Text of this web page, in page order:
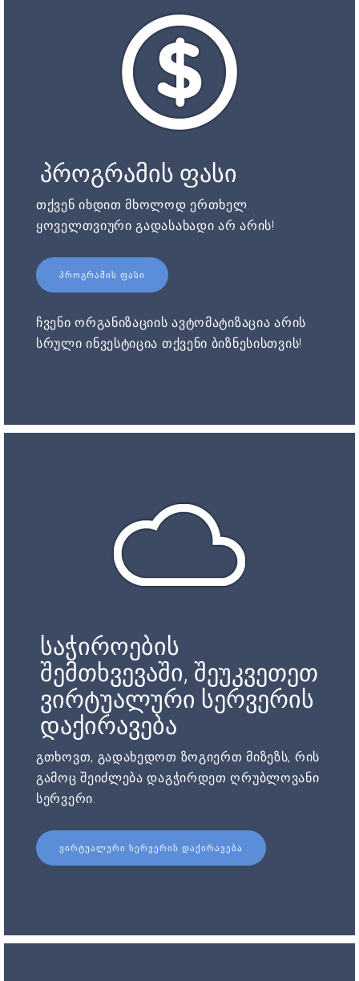
პროგრამის ფასი
თქვენ იხდით მხოლოდ ერთხელ.
ყოველთვიური გადასახადი არ არის!
ᲞᲠᲝᲒᲠᲐᲛᲘᲡ ᲤᲐᲡᲘ
ჩვენი ორგანიზაციის ავტომატიზაცია არის
სრული ინვესტიცია თქვენი ბიზნესისთვის!
საჭიროების
შემთხვევაში, შეუკვეთეთ
ვირტუალური სერვერის
დაქირავება
გთხოვთ, გადახედოთ ზოგიერთ მიზეზს, რის
გამოც შეიძლება დაგჭირდეთ ღრუბლოვანი
სერვერი.
ᲕᲘᲠᲢᲣᲐᲚᲣᲠᲘ ᲡᲔᲠᲕᲔᲠᲘᲡ ᲓᲐᲥᲘᲠᲐᲕᲔᲑᲐ